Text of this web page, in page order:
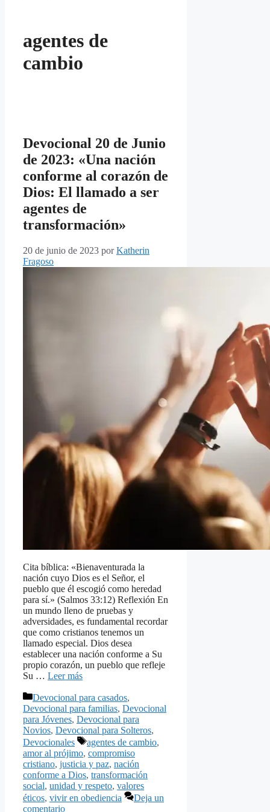
agentes de
cambio
Devocional 20 de Junio
de 2023: «Una nación
conforme al corazón de
Dios: El llamado a ser
agentes de
transformación»
20 de junio de 2023 porKatherin
Fragoso
Cita bíblica: «Bienaventurada la
nación cuyo Dios es el Señor, el
pueblo que él escogió como heredad
para sí.» (Salmos 33:12) Reflexión En
un mundo lleno de pruebas y
adversidades, es fundamental recordar
que como cristianos tenemos un
llamado especial. Dios desea
establecer una nación conforme a Su
propio corazón, un pueblo que refleje
Su … Leer más
Categorías
Devocional para casados,
Devocional para familias, Devocional
para Jóvenes, Devocional para
Novios, Devocional para Solteros,
Devocionales
Etiquetas
agentes de cambio,
amor al prójimo, compromiso
cristiano, justicia y paz, nación
conforme a Dios, transformación
social, unidad y respeto, valores
éticos, vivir en obediencia
Deja un
comentario